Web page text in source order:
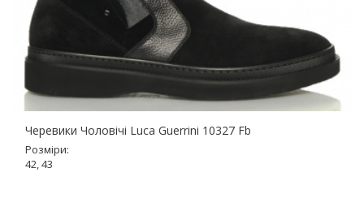
Черевики Чоловічі Luca Guerrini 10327 Fb
Розміри:
42, 43